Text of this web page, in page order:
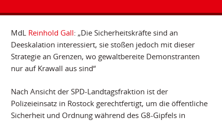
MdL Reinhold Gall: „Die Sicherheitskräfte sind an
Deeskalation interessiert, sie stoßen jedoch mit dieser
Strategie an Grenzen, wo gewaltbereite Demonstranten
nur auf Krawall aus sind“
Nach Ansicht der SPD-Landtagsfraktion ist der
Polizeieinsatz in Rostock gerechtfertigt, um die öffentliche
Sicherheit und Ordnung während des G8-Gipfels in